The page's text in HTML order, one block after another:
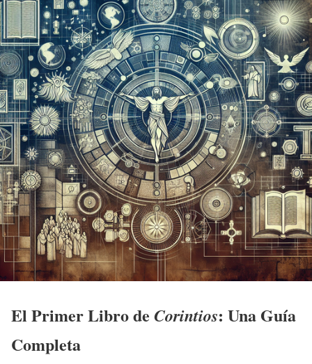
El Primer Libro de Corintios: Una Guía
Completa